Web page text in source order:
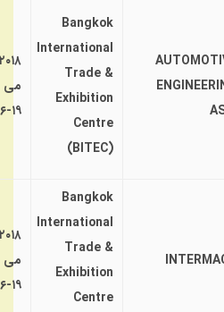
Bangkok
International
Trade &
Exhibition
Centre
(BITEC)
۲۰۱۸
می
۱۹-۱۶
Bangkok
International
Trade &
Exhibition
Centre
۲۰۱۸
می
۱۹-۱۶